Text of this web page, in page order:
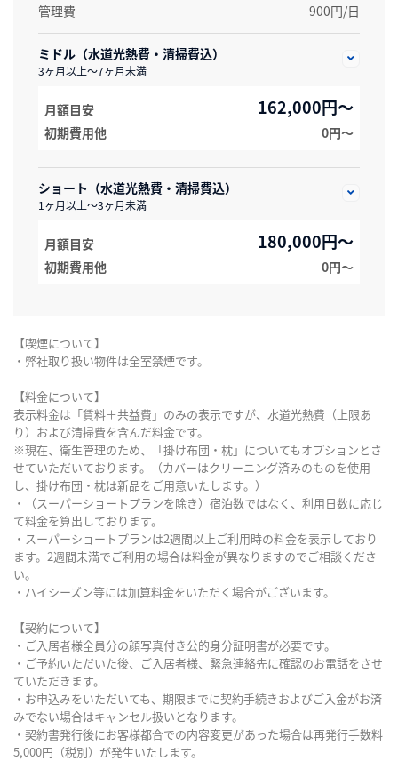
管理費
900円/日
ミドル（水道光熱費・清掃費込）
3ヶ月以上～7ヶ月未満
月額目安 162,000円～
初期費用他 0円〜
ショート（水道光熱費・清掃費込）
1ヶ月以上～3ヶ月未満
月額目安 180,000円～
初期費用他 0円〜
【喫煙について】
・弊社取り扱い物件は全室禁煙です。
【料金について】
表示料金は「賃料＋共益費」のみの表示ですが、水道光熱費（上限あ
り）および清掃費を含んだ料金です。
※現在、衛生管理のため、「掛け布団・枕」についてもオプションとさ
せていただいております。（カバーはクリーニング済みのものを使用
し、掛け布団・枕は新品をご用意いたします。）
・（スーパーショートプランを除き）宿泊数ではなく、利用日数に応じ
て料金を算出しております。
・スーパーショートプランは2週間以上ご利用時の料金を表示しており
ます。2週間未満でご利用の場合は料金が異なりますのでご相談くださ
い。
・ハイシーズン等には加算料金をいただく場合がございます。
【契約について】
・ご入居者様全員分の顔写真付き公的身分証明書が必要です。
・ご予約いただいた後、ご入居者様、緊急連絡先に確認のお電話をさせ
ていただきます。
・お申込みをいただいても、期限までに契約手続きおよびご入金がお済
みでない場合はキャンセル扱いとなります。
・契約書発行後にお客様都合での内容変更があった場合は再発行手数料
5,000円（税別）が発生いたします。